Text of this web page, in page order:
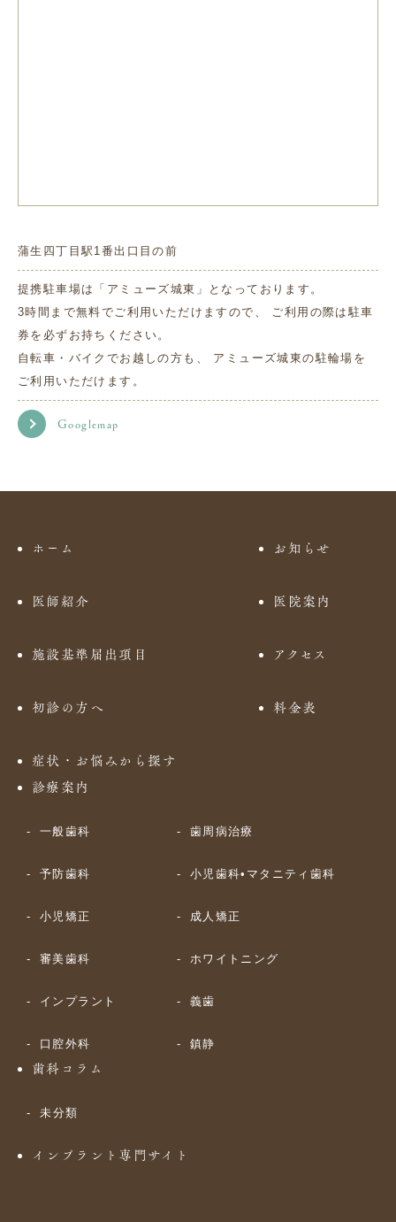
蒲生四丁目駅1番出口目の前
提携駐車場は「アミューズ城東」となっております。
3時間まで無料でご利用いただけますので、 ご利用の際は駐車
券を必ずお持ちください。
自転車・バイクでお越しの方も、 アミューズ城東の駐輪場を
ご利用いただけます。
Googlemap
ホーム お知らせ
医師紹介 医院案内
施設基準届出項目 アクセス
初診の方へ 料金表
症状・お悩みから探す
診療案内
一般歯科 歯周病治療
予防歯科 小児歯科•マタニティ歯科
小児矯正 成人矯正
審美歯科 ホワイトニング
インプラント 義歯
口腔外科 鎮静
歯科コラム
未分類
インプラント専門サイト